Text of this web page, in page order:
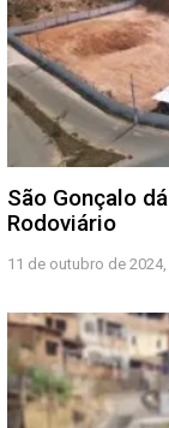
São Gonçalo
Rodoviário
11 de outubro de 2024,